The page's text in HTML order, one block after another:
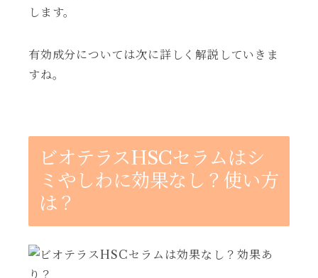
します。
有効成分については次に詳しく解説していきま
すね。
ビオテラスHSCセラムはシ
ミやしわに効果なし？使い方
は？